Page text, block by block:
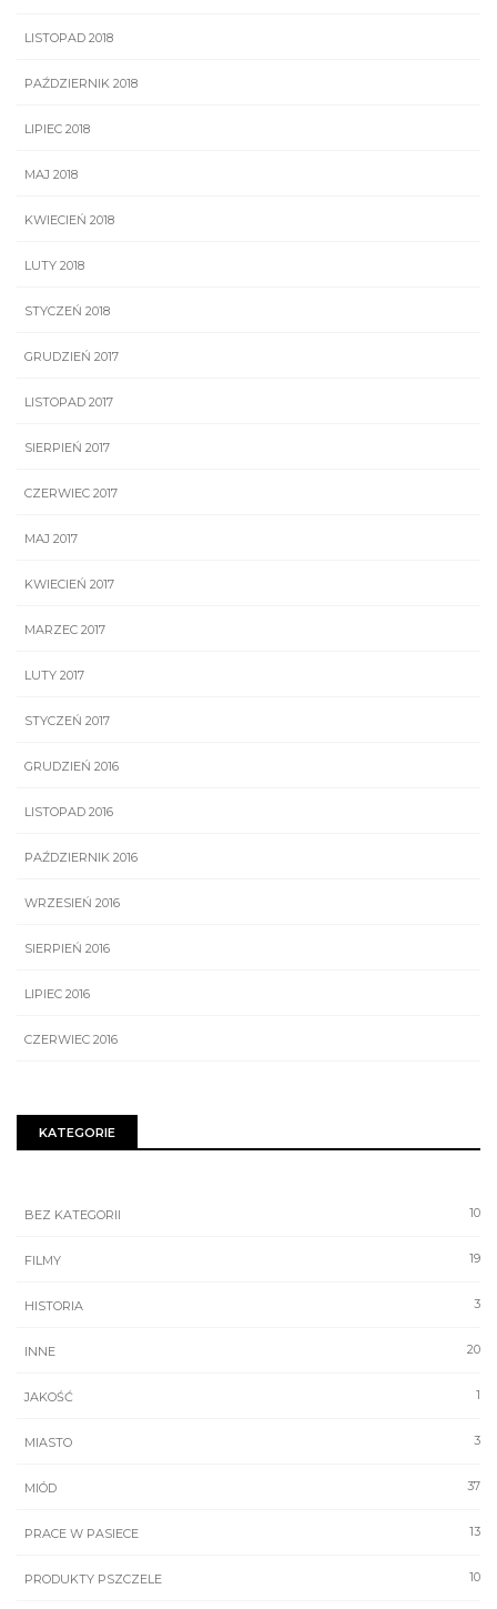
LISTOPAD 2018
PAŹDZIERNIK 2018
LIPIEC 2018
MAJ 2018
KWIECIEŃ 2018
LUTY 2018
STYCZEŃ 2018
GRUDZIEŃ 2017
LISTOPAD 2017
SIERPIEŃ 2017
CZERWIEC 2017
MAJ 2017
KWIECIEŃ 2017
MARZEC 2017
LUTY 2017
STYCZEŃ 2017
GRUDZIEŃ 2016
LISTOPAD 2016
PAŹDZIERNIK 2016
WRZESIEŃ 2016
SIERPIEŃ 2016
LIPIEC 2016
CZERWIEC 2016
KATEGORIE
10
BEZ KATEGORII
19
FILMY
3
HISTORIA
20
INNE
1
JAKOŚĆ
3
MIASTO
37
MIÓD
13
PRACE W PASIECE
10
PRODUKTY PSZCZELE